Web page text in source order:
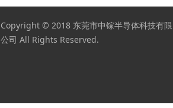
Copyright © 2018 东莞市中镓半导体科技有限
公司 All Rights Reserved.